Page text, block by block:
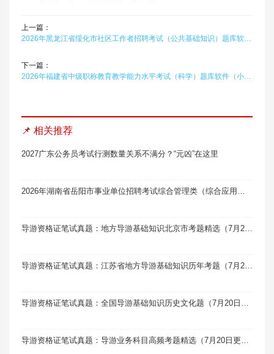
上一篇：
下一篇：
📌 相关推荐
2027广东公务员考试行测数量关系不满分？“元凶”在这里